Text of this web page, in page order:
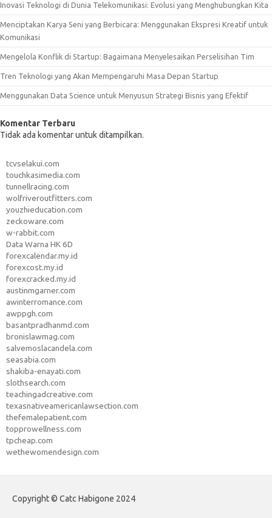
Inovasi Teknologi di Dunia Telekomunikasi: Evolusi yang Menghubungkan Kita
Menciptakan Karya Seni yang Berbicara: Menggunakan Ekspresi Kreatif untuk
Komunikasi
Mengelola Konflik di Startup: Bagaimana Menyelesaikan Perselisihan Tim
Tren Teknologi yang Akan Mempengaruhi Masa Depan Startup
Menggunakan Data Science untuk Menyusun Strategi Bisnis yang Efektif
Komentar Terbaru
Tidak ada komentar untuk ditampilkan.
tcvselakui.com
touchkasimedia.com
tunnellracing.com
wolfriveroutfitters.com
youzhieducation.com
zeckoware.com
w-rabbit.com
Data Warna HK 6D
forexcalendar.my.id
forexcost.my.id
forexcracked.my.id
austinmgarner.com
awinterromance.com
awppgh.com
basantpradhanmd.com
bronislawmag.com
salvemoslacandela.com
seasabia.com
shakiba-enayati.com
slothsearch.com
teachingadcreative.com
texasnativeamericanlawsection.com
thefemalepatient.com
topprowellness.com
tpcheap.com
wethewomendesign.com
Copyright © Catc Habigone 2024